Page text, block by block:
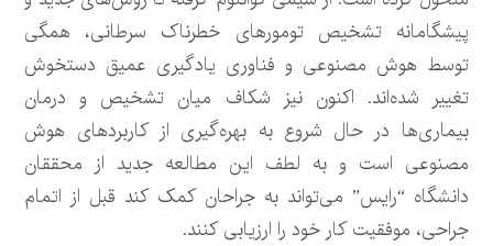
پیشگامانه تشخیص تومورهای خطرناک سرطانی، همگی
توسط هوش مصنوعی و فناوری یادگیری عمیق دستخوش
تغییر شده‌اند. اکنون نیز شکاف میان تشخیص و درمان
بیماری‌ها در حال شروع به بهره‌گیری از کاربردهای هوش
مصنوعی است و به لطف این مطالعه جدید از محققان
دانشگاه “رایس” می‌تواند به جراحان کمک کند قبل از اتمام
جراحی، موفقیت کار خود را ارزیابی کنند.